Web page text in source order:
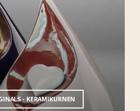
- KERAMIKURNEN